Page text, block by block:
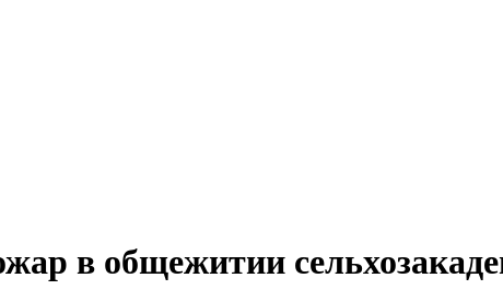
в общежитии